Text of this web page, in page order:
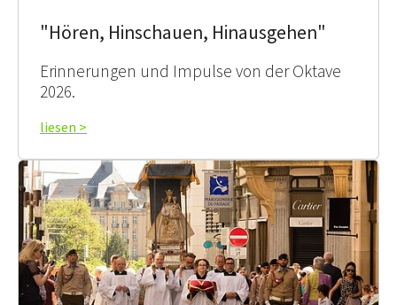
"Hören, Hinschauen, Hinausgehen"
Erinnerungen und Impulse von der Oktave
2026.
liesen >